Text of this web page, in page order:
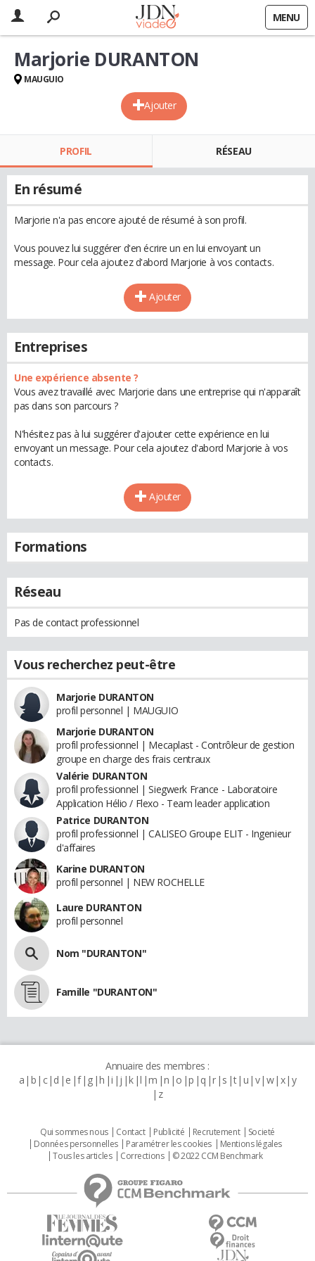
MENU
Ajouter
Marjorie DURANTON
MAUGUIO
PROFIL RÉSEAU
En résumé
Marjorie n'a pas encore ajouté de résumé à son profil.
Vous pouvez lui suggérer d'en écrire un en lui envoyant un
message. Pour cela ajoutez d'abord Marjorie à vos contacts.
Ajouter
Entreprises
Une expérience absente ?
Vous avez travaillé avec Marjorie dans une entreprise qui n'apparaît
pas dans son parcours ?
N'hésitez pas à lui suggérer d'ajouter cette expérience en lui
envoyant un message. Pour cela ajoutez d'abord Marjorie à vos
contacts.
Ajouter
Formations
Réseau
Pas de contact professionnel
Vous recherchez peut-être
Marjorie DURANTON
profil personnel | MAUGUIO
Marjorie DURANTON
profil professionnel | Mecaplast - Contrôleur de gestion
groupe en charge des frais centraux
Valérie DURANTON
profil professionnel | Siegwerk France - Laboratoire
Application Hélio / Flexo - Team leader application
Patrice DURANTON
profil professionnel | CALISEO Groupe ELIT - Ingenieur
d'affaires
Karine DURANTON
profil personnel | NEW ROCHELLE
Laure DURANTON
profil personnel
Nom "DURANTON"
Famille "DURANTON"
Annuaire des membres :
a b c d e f g h i j k l m n o p q r s t u v w x y
z
Qui sommes nous Contact Publicité Recrutement
Societé
Données personnelles
Paramétrer les cookies
Mentions légales
Tous les articles
Corrections © 2022 CCM Benchmark